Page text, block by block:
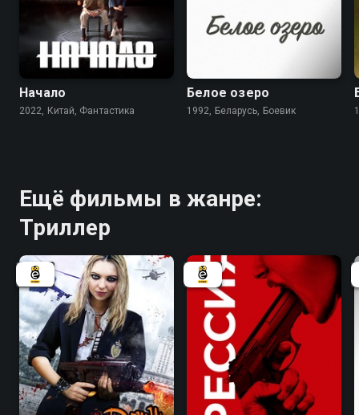
8.1 8.1
Начало
2022, Китай, Фантастика
Белое озеро
1992, Беларусь, Боевик
Ещё фильмы в жанре:
Триллер